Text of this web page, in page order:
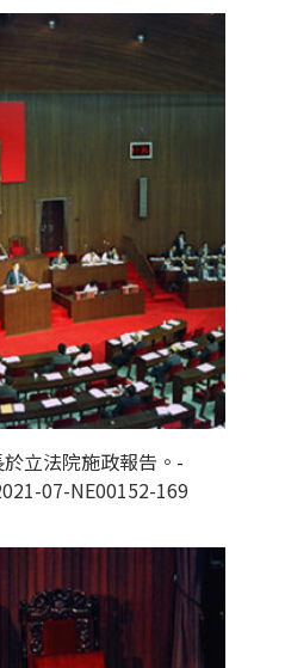
立法院施政報告。-
07-NE00152-169